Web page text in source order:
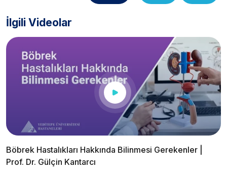
İlgili Videolar
Böbrek Hastalıkları Hakkında Bilinmesi Gerekenler |
Prof. Dr. Gülçin Kantarcı